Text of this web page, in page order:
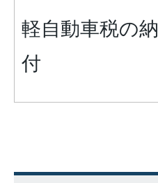
軽自動車税の納
付